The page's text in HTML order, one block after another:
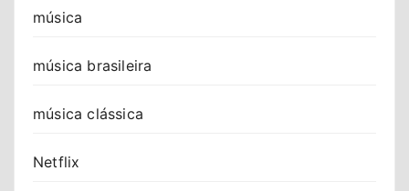
música
música brasileira
música clássica
Netflix